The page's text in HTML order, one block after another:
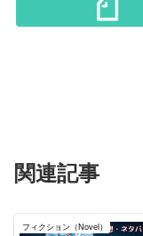
関連記事
フィクション（Novel）